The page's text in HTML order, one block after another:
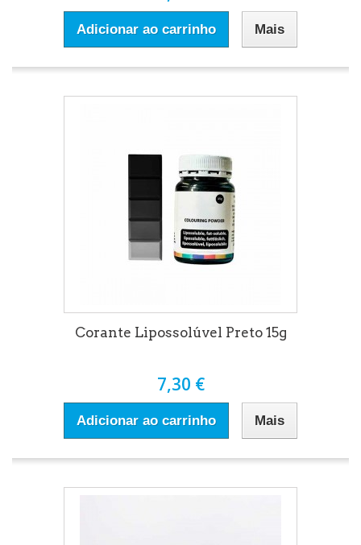
Adicionar ao carrinho Mais
Corante Lipossolúvel Preto 15g
7,30 €
Adicionar ao carrinho Mais